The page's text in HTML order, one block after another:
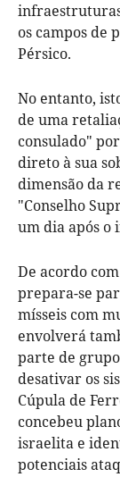
os campos de
Pérsico.
No entanto,
de uma
consulado"
direto à sua
dimensão da
"Conselho
um dia após o
De acordo
prepara-se
mísseis com
envolverá
parte de
desativar os
Cúpula de
concebeu
israelita e
potenciais